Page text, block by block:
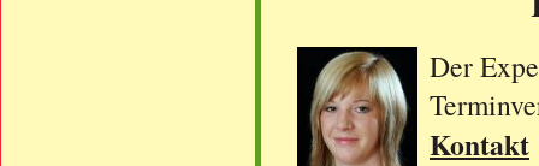
Der
Kontakt